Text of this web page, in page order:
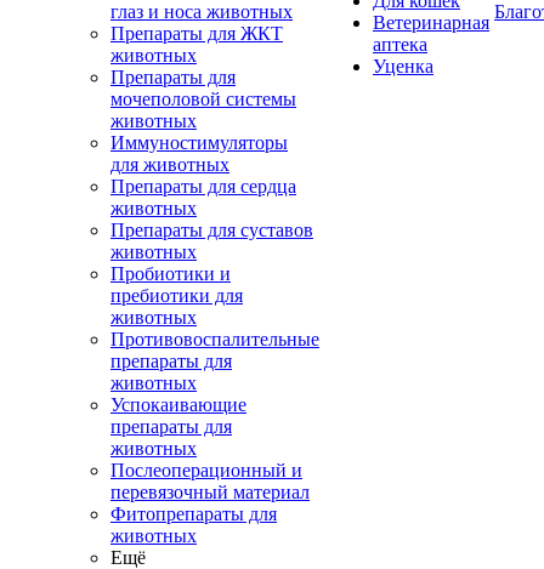
глаз и носа животных
Препараты для ЖКТ
животных
Препараты для
мочеполовой системы
животных
Иммуностимуляторы
для животных
Препараты для сердца
животных
Препараты для суставов
животных
Пробиотики и
пребиотики для
животных
Противовоспалительные
препараты для
животных
Успокаивающие
препараты для
животных
Послеоперационный и
перевязочный материал
Фитопрепараты для
животных
Ещё
Ветеринарная
аптека
Уценка